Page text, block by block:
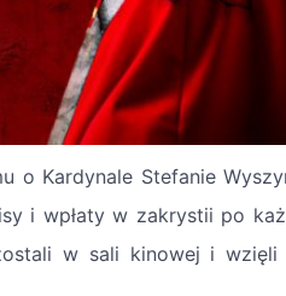
o Kardynale Stefanie
i wpłaty w zakrystii po
w sali kinowej i wzięli